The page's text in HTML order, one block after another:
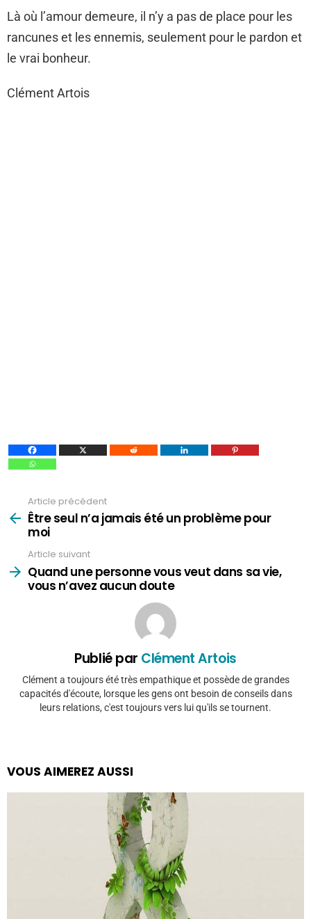
Là où l’amour demeure, il n’y a pas de place pour les
rancunes et les ennemis, seulement pour le pardon et
le vrai bonheur.
Clément Artois
plus
Article précédent
Être seul n’a jamais été un problème pour
moi
Article suivant
Quand une personne vous veut dans sa vie,
vous n’avez aucun doute
Publié par Clément Artois
Clément a toujours été très empathique et possède de grandes
capacités d'écoute, lorsque les gens ont besoin de conseils dans
leurs relations, c'est toujours vers lui qu'ils se tournent.
VOUS AIMEREZ AUSSI